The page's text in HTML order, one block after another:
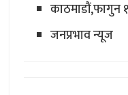
काठमाडौं,फागुन
जनप्रभाव न्यूज